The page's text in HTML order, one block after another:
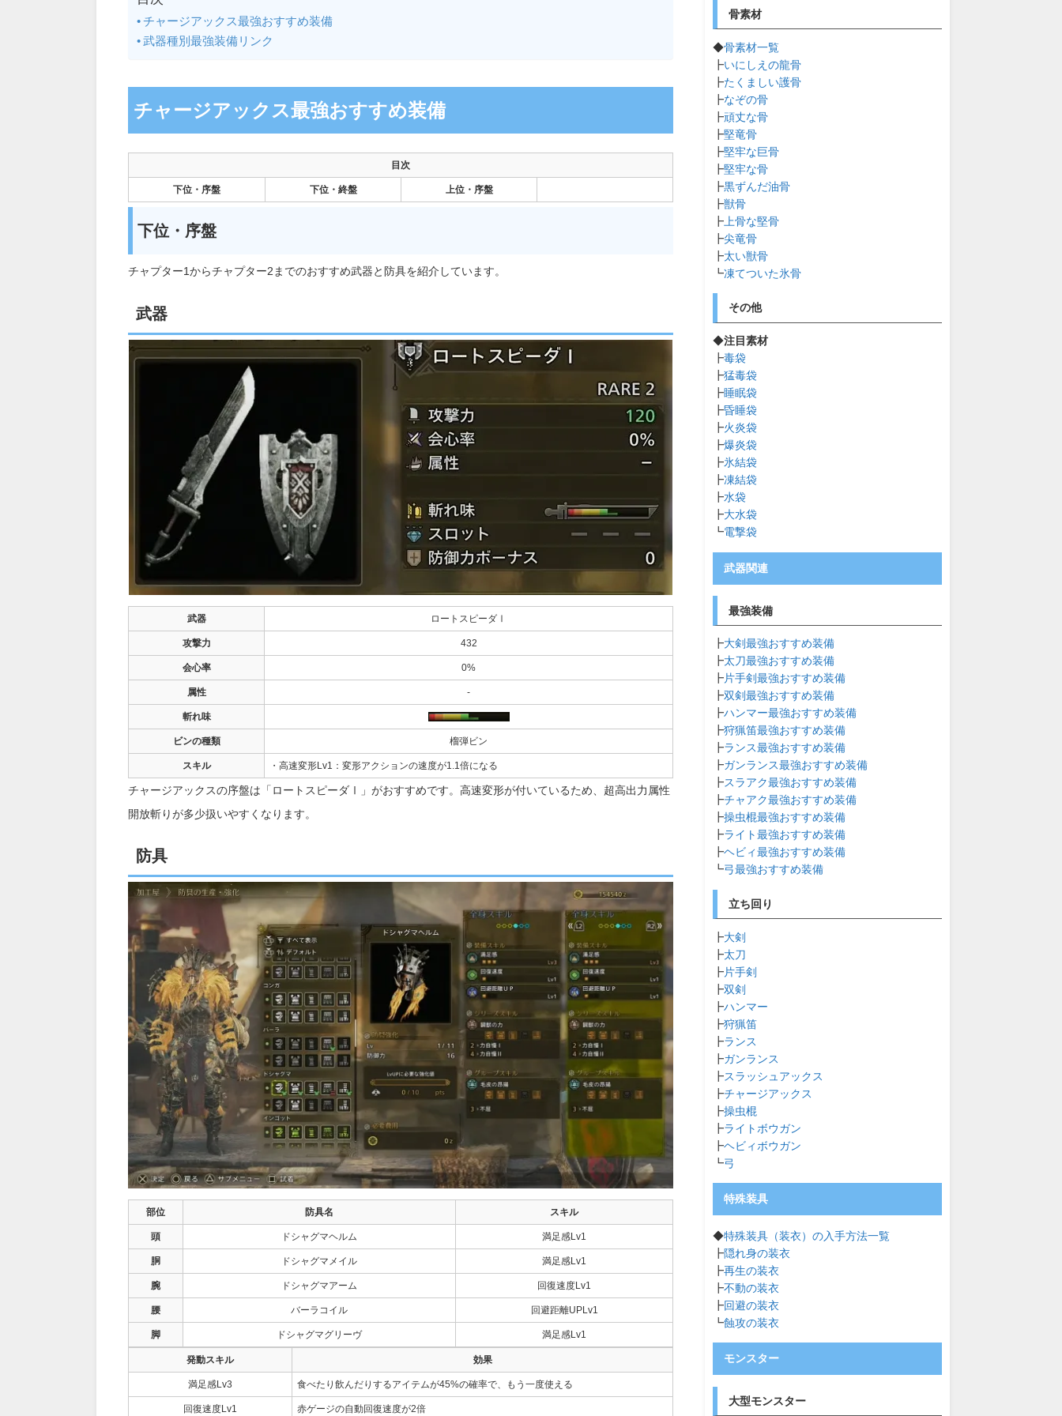
チャージアックス最強おすすめ装備
武器種別最強装備リンク
チャージアックス最強おすすめ装備
目次
下位・序盤 下位・終盤 上位・序盤
下位・序盤
チャプター1からチャプター2までのおすすめ武器と防具を紹介しています。
武器
武器 ロートスピーダⅠ
攻撃力 432
会心率 0%
属性 -
斬れ味
ビンの種類 榴弾ビン
スキル ・高速変形Lv1：変形アクションの速度が1.1倍になる
チャージアックスの序盤は「ロートスピーダⅠ」がおすすめです。高速変形が付いているため、超高出力属性
開放斬りが多少扱いやすくなります。
防具
部位 防具名 スキル
頭 ドシャグマヘルム 満足感Lv1
胴 ドシャグマメイル 満足感Lv1
腕 ドシャグマアーム 回復速度Lv1
腰 バーラコイル 回避距離UPLv1
脚 ドシャグマグリーヴ 満足感Lv1
発動スキル 効果
満足感Lv3 食べたり飲んだりするアイテムが45%の確率で、もう一度使える
回復速度Lv1 赤ゲージの自動回復速度が2倍
骨素材
◆骨素材一覧
┣いにしえの龍骨
┣たくましい護骨
┣なぞの骨
┣頑丈な骨
┣堅竜骨
┣堅牢な巨骨
┣堅牢な骨
┣黒ずんだ油骨
┣獣骨
┣ 上骨な堅骨
┣尖竜骨
┣太い獣骨
┗凍てついた氷骨
その他
◆注目素材
┣毒袋
┣猛毒袋
┣睡眠袋
┣昏睡袋
┣火炎袋
┣爆炎袋
┣氷結袋
┣凍結袋
┣水袋
┣大水袋
┗電撃袋
武器関連
最強装備
┣大剣最強おすすめ装備
┣太刀最強おすすめ装備
┣片手剣最強おすすめ装備
┣双剣最強おすすめ装備
┣ハンマー最強おすすめ装備
┣狩猟笛最強おすすめ装備
┣ランス最強おすすめ装備
┣ガンランス最強おすすめ装備
┣スラアク最強おすすめ装備
┣チャアク最強おすすめ装備
┣操虫棍最強おすすめ装備
┣ライト最強おすすめ装備
┣ヘビィ最強おすすめ装備
┗弓最強おすすめ装備
立ち回り
┣大剣
┣太刀
┣片手剣
┣双剣
┣ハンマー
┣狩猟笛
┣ランス
┣ガンランス
┣スラッシュアックス
┣チャージアックス
┣操虫棍
┣ライトボウガン
┣ヘビィボウガン
┗弓
特殊装具
◆特殊装具（装衣）の入手方法一覧
┣隠れ身の装衣
┣再生の装衣
┣不動の装衣
┣回避の装衣
┗蝕攻の装衣
モンスター
大型モンスター